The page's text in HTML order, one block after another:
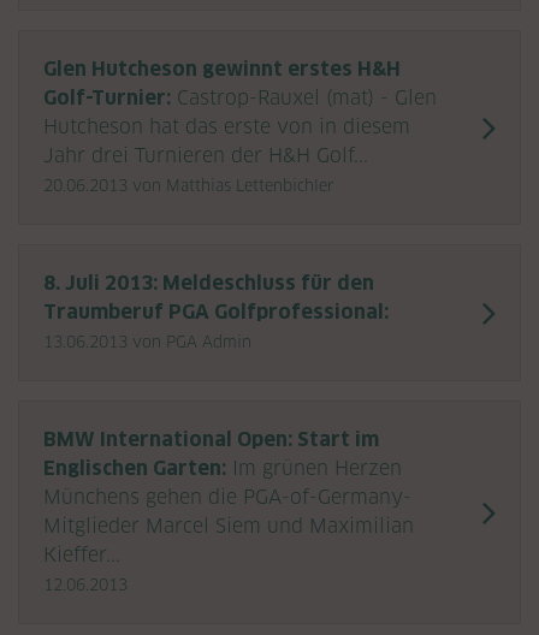
Glen Hutcheson gewinnt erstes H&H
Golf-Turnier: Castrop-Rauxel (mat) - Glen
Hutcheson hat das erste von in diesem
Jahr drei Turnieren der H&H Golf...
20.06.2013 von Matthias Lettenbichler
8. Juli 2013: Meldeschluss für den
Traumberuf PGA Golfprofessional:
13.06.2013 von PGA Admin
BMW International Open: Start im
Englischen Garten: Im grünen Herzen
Münchens gehen die PGA-of-Germany-
Mitglieder Marcel Siem und Maximilian
Kieffer...
12.06.2013